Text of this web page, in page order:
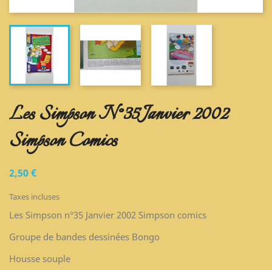
Les Simpson N°35 Janvier 2002
Simpson Comics
2,50 €
Taxes incluses
Les Simpson n°35 Janvier 2002 Simpson comics
Groupe de bandes dessinées Bongo
Housse souple